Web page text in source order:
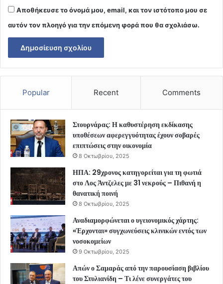
Αποθήκευσε το όνομά μου, email, και τον ιστότοπο μου σε
αυτόν τον πλοηγό για την επόμενη φορά που θα σχολιάσω.
Popular Recent Comments
Στουρνάρας: Η καθυστέρηση εκδίκασης
υποθέσεων αφερεγγυότητας έχουν σοβαρές
επιπτώσεις στην οικονομία
8 Οκτωβρίου, 2025
ΗΠΑ: 29χρονος κατηγορείται για τη φωτιά
στο Λος Άντζελες με 31 νεκρούς – Πιθανή η
θανατική ποινή
8 Οκτωβρίου, 2025
Αναδιαμορφώνεται ο υγειονομικός χάρτης:
«Έρχονται» συγχωνεύσεις κλινικών εντός των
νοσοκομείων
9 Οκτωβρίου, 2025
Απών ο Σαμαράς από την παρουσίαση βιβλίου
του Στυλιανίδη – Τι λένε συνεργάτες του